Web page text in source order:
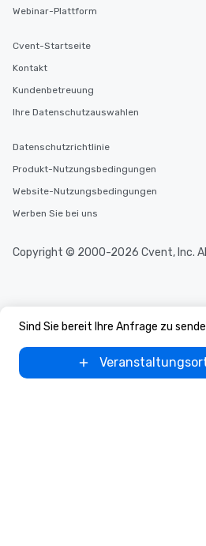
Sind Sie bereit Ihre Anfrage zu
Webinar-Plattform
Cvent-Startseite
Kontakt
Kundenbetreuung
Ihre Datenschutzauswahlen
Datenschutzrichtlinie
Produkt-Nutzungsbedingungen
Website-Nutzungsbedingungen
Werben Sie bei uns
Copyright © 2000-2026 Cvent, Inc.